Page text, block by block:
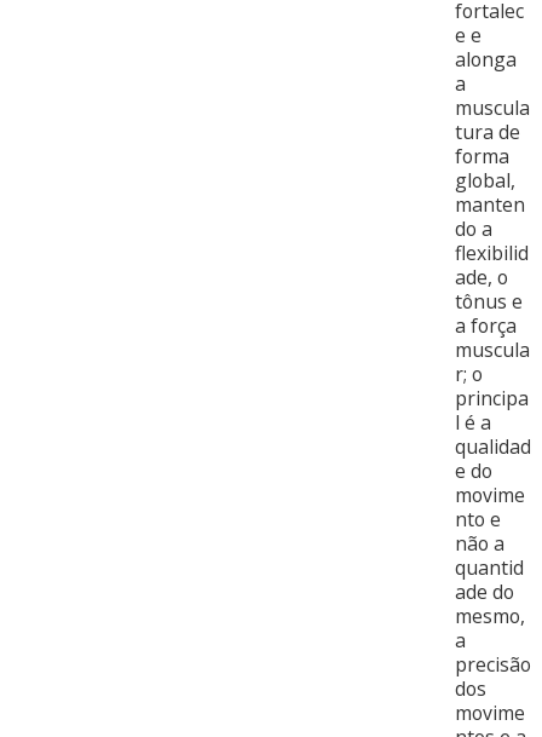
fortalec
e e
alonga
a
muscula
tura de
forma
global,
manten
do a
flexibilid
ade, o
tônus e
a força
muscula
r; o
principa
l é a
qualidad
e do
movime
nto e
não a
quantid
ade do
mesmo,
a
precisão
dos
movime